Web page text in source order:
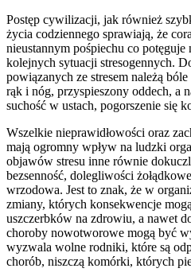
Postęp cywilizacji, jak również
życia codziennego sprawiają, że
nieustannym pośpiechu co
kolejnych sytuacji stresogennych.
powiązanych ze stresem należą
rąk i nóg, przyspieszony oddech, a
suchość w ustach, pogorszenie się
Wszelkie nieprawidłowości oraz
mają ogromny wpływ na ludzki
objawów stresu inne równie
bezsenność, dolegliwości
wrzodowa. Jest to znak, że w
zmiany, których konsekwencje
uszczerbków na zdrowiu, a nawet
choroby nowotworowe mogą być
wyzwala wolne rodniki, które są
chorób, niszczą komórki, których